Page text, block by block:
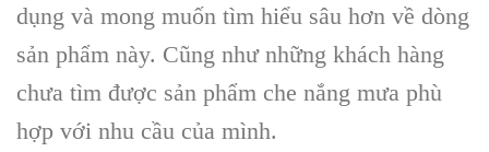
dụng và mong muốn tìm hiểu sâu hơn về dòng
sản phẩm này. Cũng như những khách hàng
chưa tìm được sản phẩm che nắng mưa phù
hợp với nhu cầu của mình.